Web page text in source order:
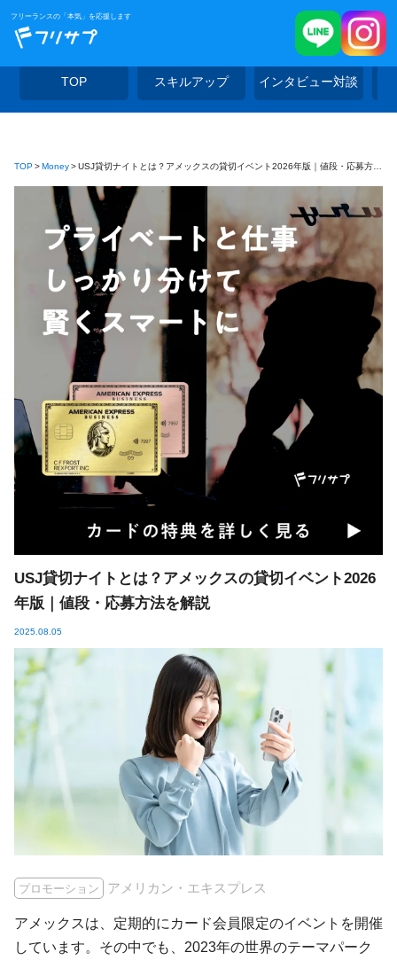
フリーランスの「本気」を応援します
TOP スキルアップ インタビュー対談
TOP Money USJ貸切ナイトとは？アメックスの貸切イベント2026年版｜値段・応募方法を解説
USJ貸切ナイトとは？アメックスの貸切イベント2026
年版｜値段・応募方法を解説
2025.08.05
プロモーション アメリカン・エキスプレス
アメックスは、定期的にカード会員限定のイベントを開催
しています。その中でも、2023年の世界のテーマパーク